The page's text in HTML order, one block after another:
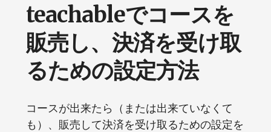
teachableでコースを
販売し、決済を受け取
るための設定方法
コースが出来たら（または出来ていなくて
も）、販売して決済を受け取るための設定を